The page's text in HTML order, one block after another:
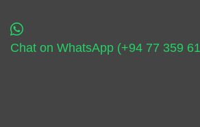
Chat on WhatsApp (+94 77 359